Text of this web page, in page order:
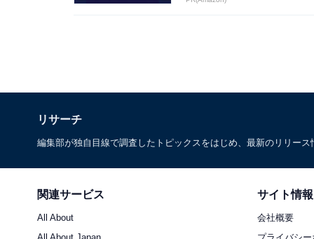
リサーチ
編集部が独自目線で調査したトピックスをはじめ、最新のリリー
関連サービス
All About
サイト情報
会社概要